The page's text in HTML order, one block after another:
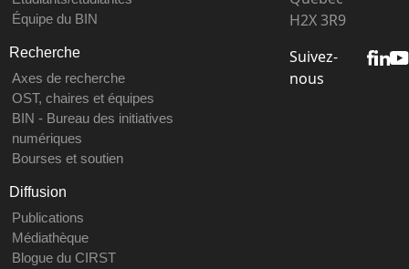
Équipe du BIN
Recherche
Axes de recherche
OST, chaires et équipes
BIN - Bureau des initiatives
numériques
Bourses et soutien
Diffusion
Publications
Médiathèque
Blogue du CIRST
H2X 3R9
Suivez-
nous